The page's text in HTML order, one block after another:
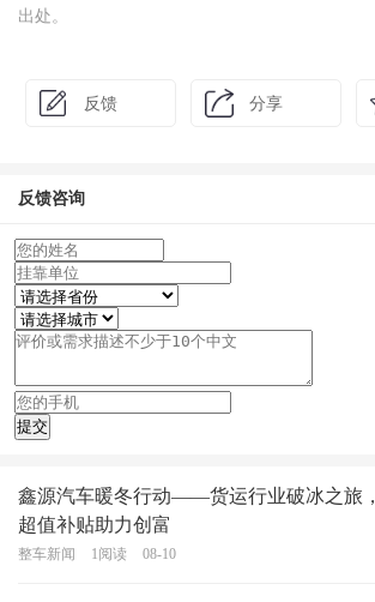
出处。
反馈 分享
反馈咨询
鑫源汽车暖冬行动——货运行业破冰之旅，
超值补贴助力创富
整车新闻 1阅读 08-10